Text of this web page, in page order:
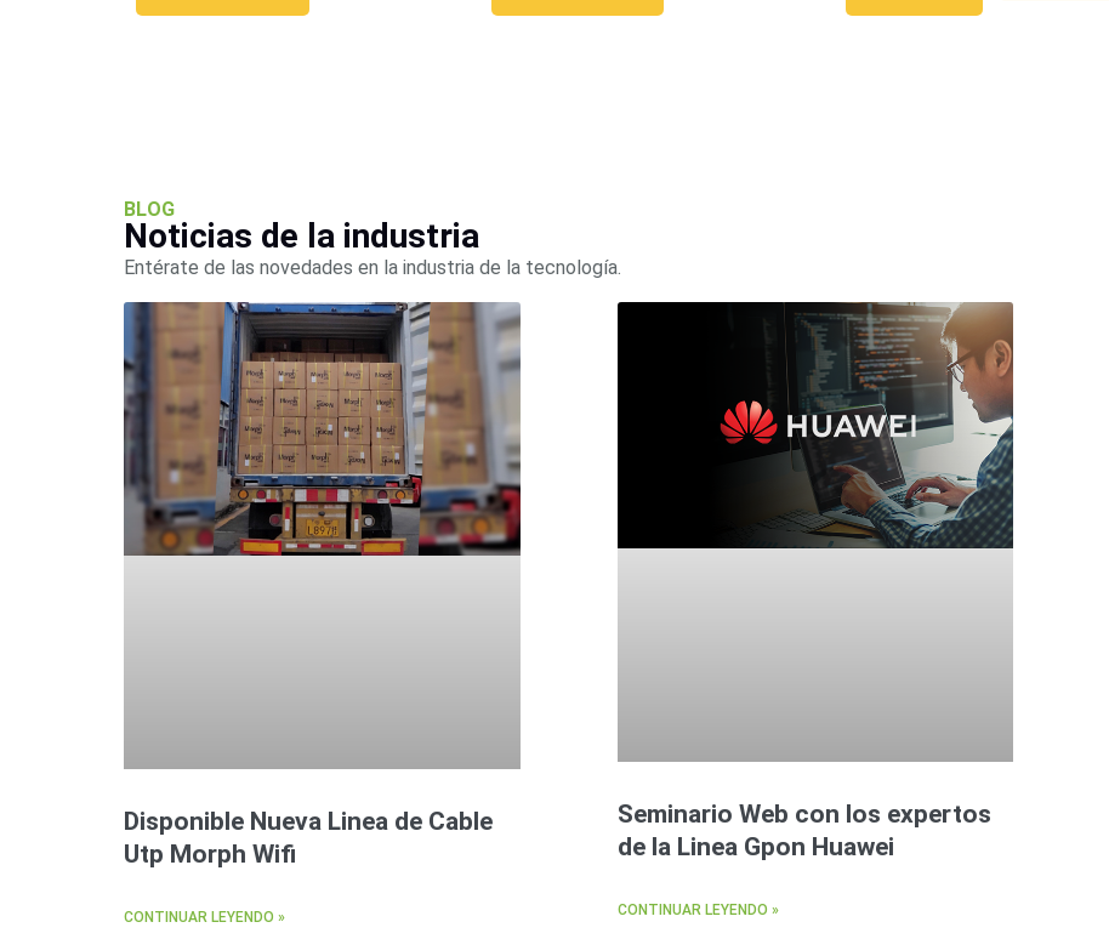
BLOG
Noticias de la industria
Entérate de las novedades en la industria de la tecnología.
Disponible Nueva Linea de Cable
Utp Morph Wifi
CONTINUAR LEYENDO »
Seminario Web con los expertos
de la Linea Gpon Huawei
CONTINUAR LEYENDO »